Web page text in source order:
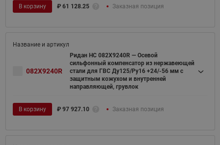
В корзину ₽ 61 128.25 Заказная позиция
082X9240R
Ридан НС 082X9240R — Осевой
сильфонный компенсатор из нержавеющей
стали для ГВС Ду125/Ру16 +24/-56 мм с
защитным кожухом и внутренней
направляющей, грувлок
В корзину ₽ 97 927.10 Заказная позиция